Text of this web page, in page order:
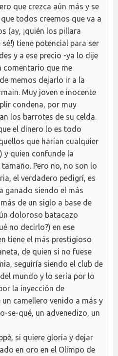
que crezca aún más y se
todos creemos que va a
(ay, ¡quién los pillara
tiene potencial para ser
y a ese precio -ya lo dije
comentario que me
memos dejarlo ir a la
Muy joven e inocente
condena, por muy
los barrotes de su celda.
el dinero lo es todo
que harían cualquier
y quien confunde la
Pero no, no son lo
el verdadero pedigrí, es
ganado siendo el más
de un siglo a base de
doloroso batacazo
no decirlo?) en ese
tiene el más prestigioso
de quien si no fuese
seguiría siendo el club de
mundo y lo sería por lo
la inyección de
camellero venido a más y
se-qué, un advenedizo, un
si quiere gloria y dejar
en oro en el Olimpo de